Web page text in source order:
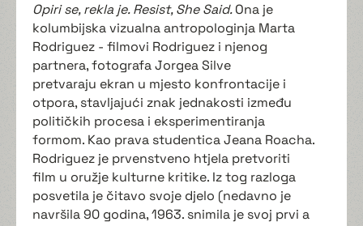
Opiri se, rekla je. Resist, She Said.Ona je
kolumbijska vizualna antropologinja Marta
Rodriguez - filmovi Rodriguez i njenog
partnera, fotografa Jorgea Silve
pretvaraju ekran u mjesto konfrontacije i
otpora, stavljajući znak jednakosti između
političkih procesa i eksperimentiranja
formom. Kao prava studentica Jeana Roacha.
Rodriguez je prvenstveno htjela pretvoriti
film u oružje kulturne kritike. Iz tog razloga
posvetila je čitavo svoje djelo (nedavno je
navršila 90 godina, 1963. snimila je svoj prvi a